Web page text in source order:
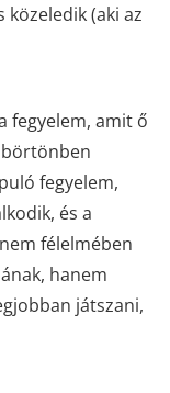
(aki az
fegyelem, amit ő
fegyelem,
és a
félelmében
hanem
játszani,